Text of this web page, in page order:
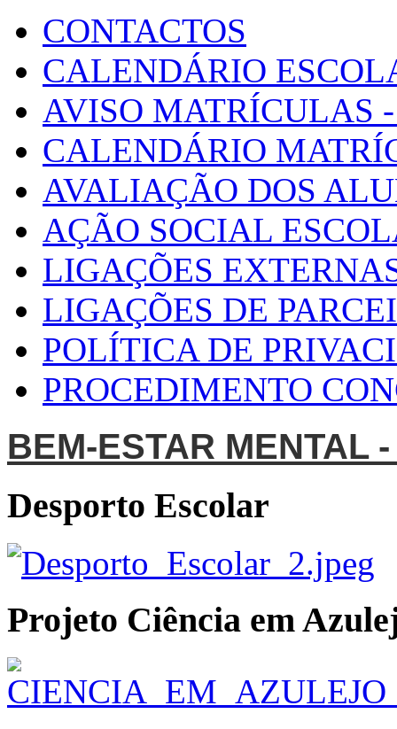
CONTACTOS
CALENDÁRIO
AVISO MATRÍCULAS
CALENDÁRIO
AVALIAÇÃO DOS
AÇÃO SOCIAL
LIGAÇÕES
LIGAÇÕES DE
POLÍTICA DE
PROCEDIMENTO
BEM-ESTAR MENTAL
Desporto Escolar
Projeto Ciência em